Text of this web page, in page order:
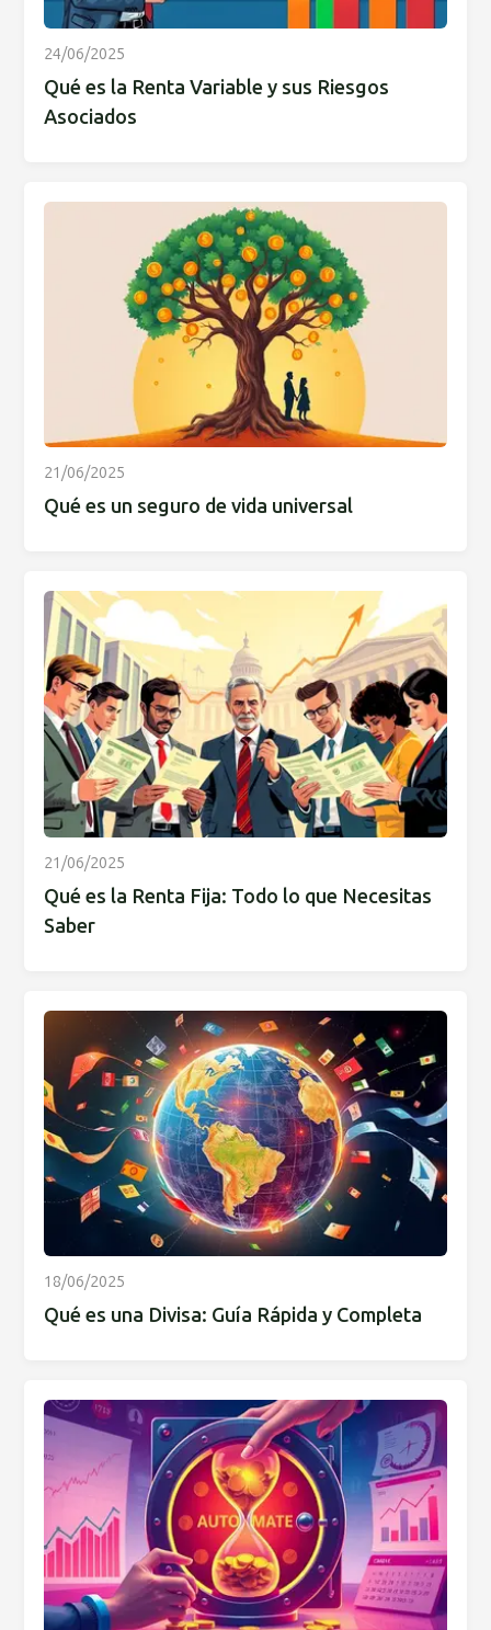
24/06/2025
Qué es la Renta Variable y sus Riesgos
Asociados
21/06/2025
Qué es un seguro de vida universal
21/06/2025
Qué es la Renta Fija: Todo lo que Necesitas
Saber
18/06/2025
Qué es una Divisa: Guía Rápida y Completa